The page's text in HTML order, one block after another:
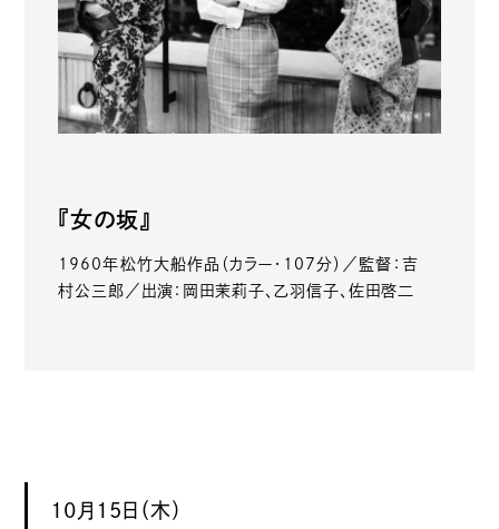
『女の坂』
1960年松竹大船作品（カラー・107分）／監督：吉
村公三郎／出演：岡田茉莉子、乙羽信子、佐田啓二
10月15日（木）